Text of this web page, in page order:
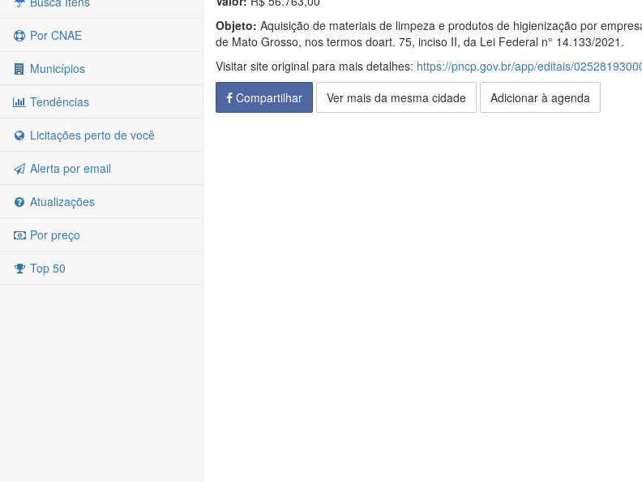
Por CNAE
Municípios
Tendências
Licitações perto de você
Alerta por email
Atualizações
Por preço
Top 50
Objeto: Aquisição de materiais de limpeza e produtos de higienização por
de Mato Grosso, nos termos doart. 75, inciso II, da Lei Federal n° 14.133/2021.
Visitar site original para mais detalhes: https://pncp.gov.br/app/editais/
Compartilhar
Ver mais da mesma cidade Adicionar à agenda